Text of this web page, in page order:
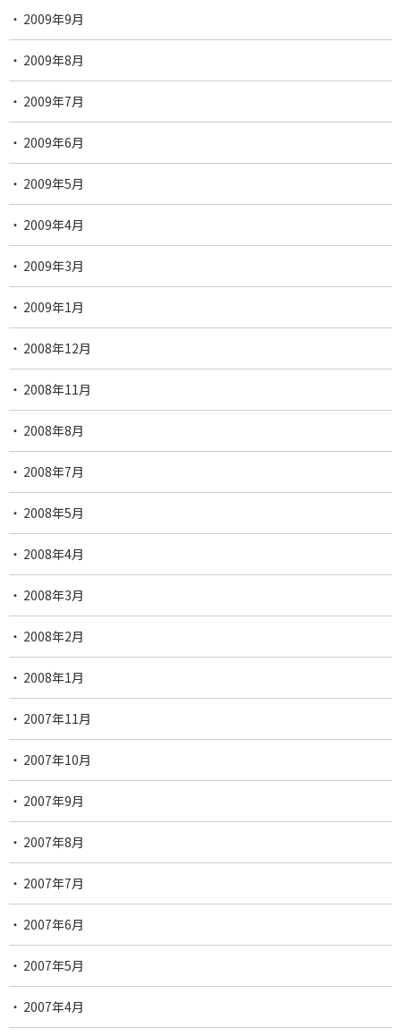
2009年9月
2009年8月
2009年7月
2009年6月
2009年5月
2009年4月
2009年3月
2009年1月
2008年12月
2008年11月
2008年8月
2008年7月
2008年5月
2008年4月
2008年3月
2008年2月
2008年1月
2007年11月
2007年10月
2007年9月
2007年8月
2007年7月
2007年6月
2007年5月
2007年4月